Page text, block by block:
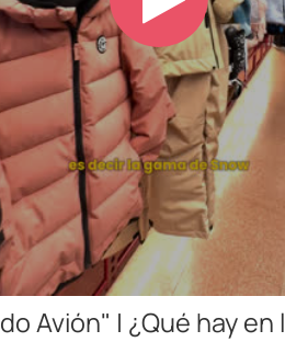
Play
Avión" | ¿Qué hay en